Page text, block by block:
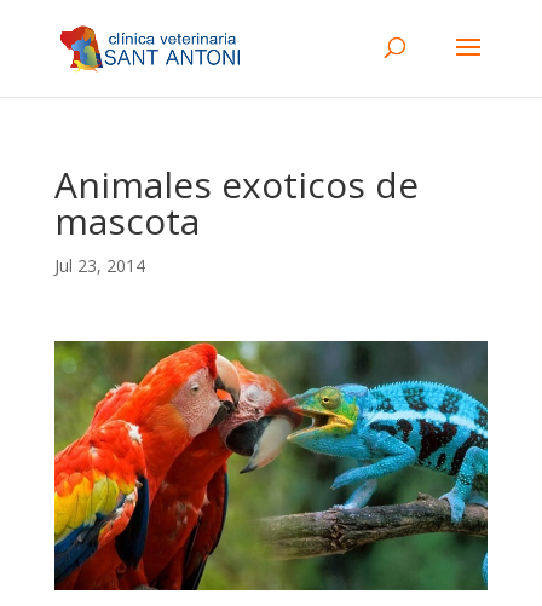
Animales exoticos de
mascota
Jul 23, 2014